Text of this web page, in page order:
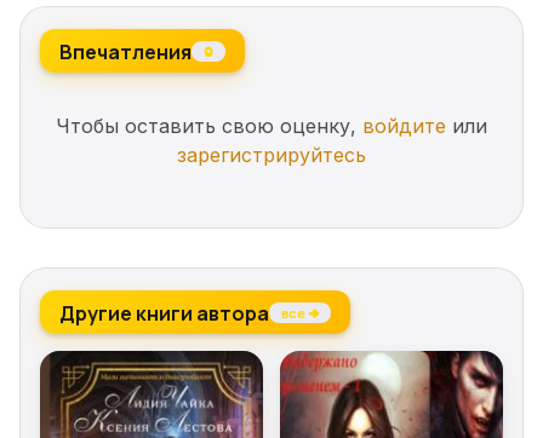
Впечатления 0
Чтобы оставить свою оценку, войдите или
зарегистрируйтесь
Другие книги автора все →